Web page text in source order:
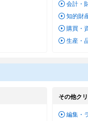
会計・
知的財
購買・
生産・
その他ク
編集・